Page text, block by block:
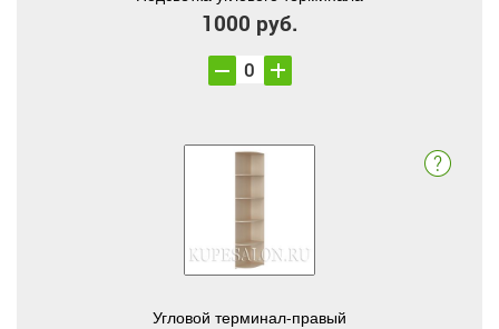
1000 руб.
Угловой терминал-правый